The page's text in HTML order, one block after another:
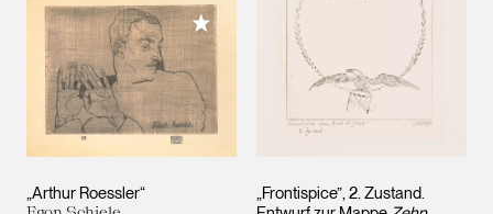
„Arthur Roessler“
Meiner Sammlung hinzufügen
„Frontispice”, 2. Zustand.